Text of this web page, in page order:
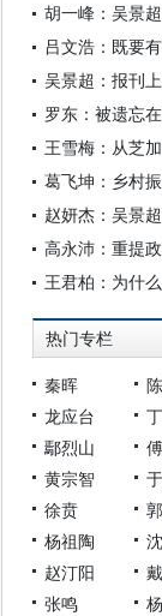
吴景超：报刊
王雪梅：从芝
赵妍杰：吴景
高永沛：重提
热门专栏
秦晖
龙应台
鄢烈山
黄宗智
徐贲
杨祖陶
赵汀阳
张鸣